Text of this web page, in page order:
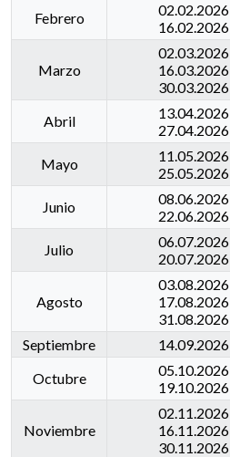
Febrero
02.02.2026
16.02.2026
Marzo
02.03.2026
16.03.2026
30.03.2026
Abril
13.04.2026
27.04.2026
Mayo
11.05.2026
25.05.2026
Junio
08.06.2026
22.06.2026
Julio
06.07.2026
20.07.2026
Agosto
03.08.2026
17.08.2026
31.08.2026
Septiembre
14.09.2026
Octubre
05.10.2026
19.10.2026
Noviembre
02.11.2026
16.11.2026
30.11.2026